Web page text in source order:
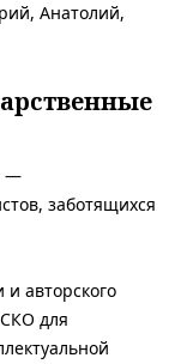
Анатолий,
—
заботящихся
авторского
для